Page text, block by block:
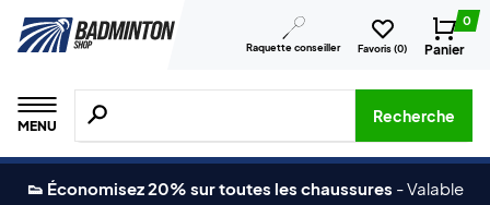
Raquette conseiller Favoris (0)
0
Panier
MENU
Recherche de produits, de marques, etc.
Recherche
👟 Économisez 20% sur toutes les chaussures -Valable